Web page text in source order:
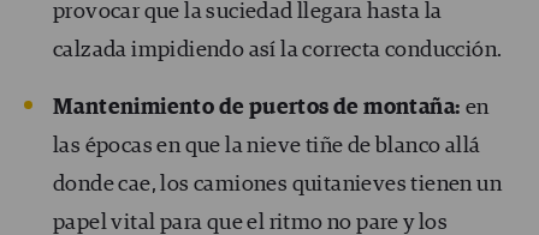
provocar que la suciedad llegara hasta la
calzada impidiendo así la correcta conducción.
Mantenimiento de puertos de montaña: en
las épocas en que la nieve tiñe de blanco allá
donde cae, los camiones quitanieves tienen un
papel vital para que el ritmo no pare y los